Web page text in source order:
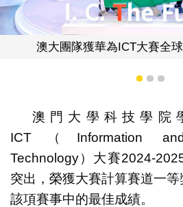
ICT大賽全球計算賽道一等獎
1 2 3
澳門大學科技學院
ICT（Information and
Technology）大賽2024-
突出，榮獲大賽計算賽道一
該項賽事中的最佳成績。